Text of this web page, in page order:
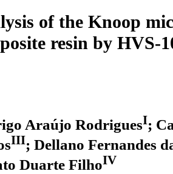
of the Knoop
resin by HVS-
Araújo RodriguesI;
III; Dellano Fernandes
Duarte FilhoIV